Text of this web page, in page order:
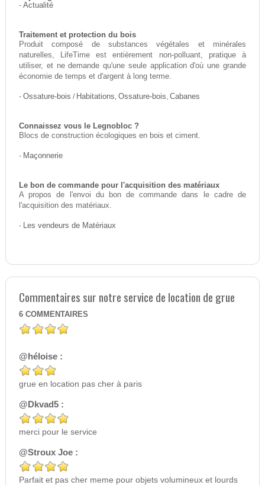
- Actualité
Traitement et protection du bois
Produit composé de substances végétales et minérales
naturelles, LifeTime est entièrement non-polluant, pratique à
utiliser, et ne demande qu'une seule application d'où une grande
économie de temps et d'argent à long terme.
- Ossature-bois / Habitations, Ossature-bois, Cabanes
Connaissez vous le Legnobloc ?
Blocs de construction écologiques en bois et ciment.
- Maçonnerie
Le bon de commande pour l'acquisition des matériaux
A propos de l'envoi du bon de commande dans le cadre de
l'acquisition des matériaux.
- Les vendeurs de Matériaux
Commentaires sur notre service de location de grue
6 COMMENTAIRES
@héloise :
grue en location pas cher à paris
@Dkvad5 :
merci pour le service
@Stroux Joe :
Parfait et pas cher meme pour objets volumineux et lourds